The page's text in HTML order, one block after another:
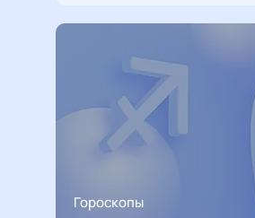
Гороскопы